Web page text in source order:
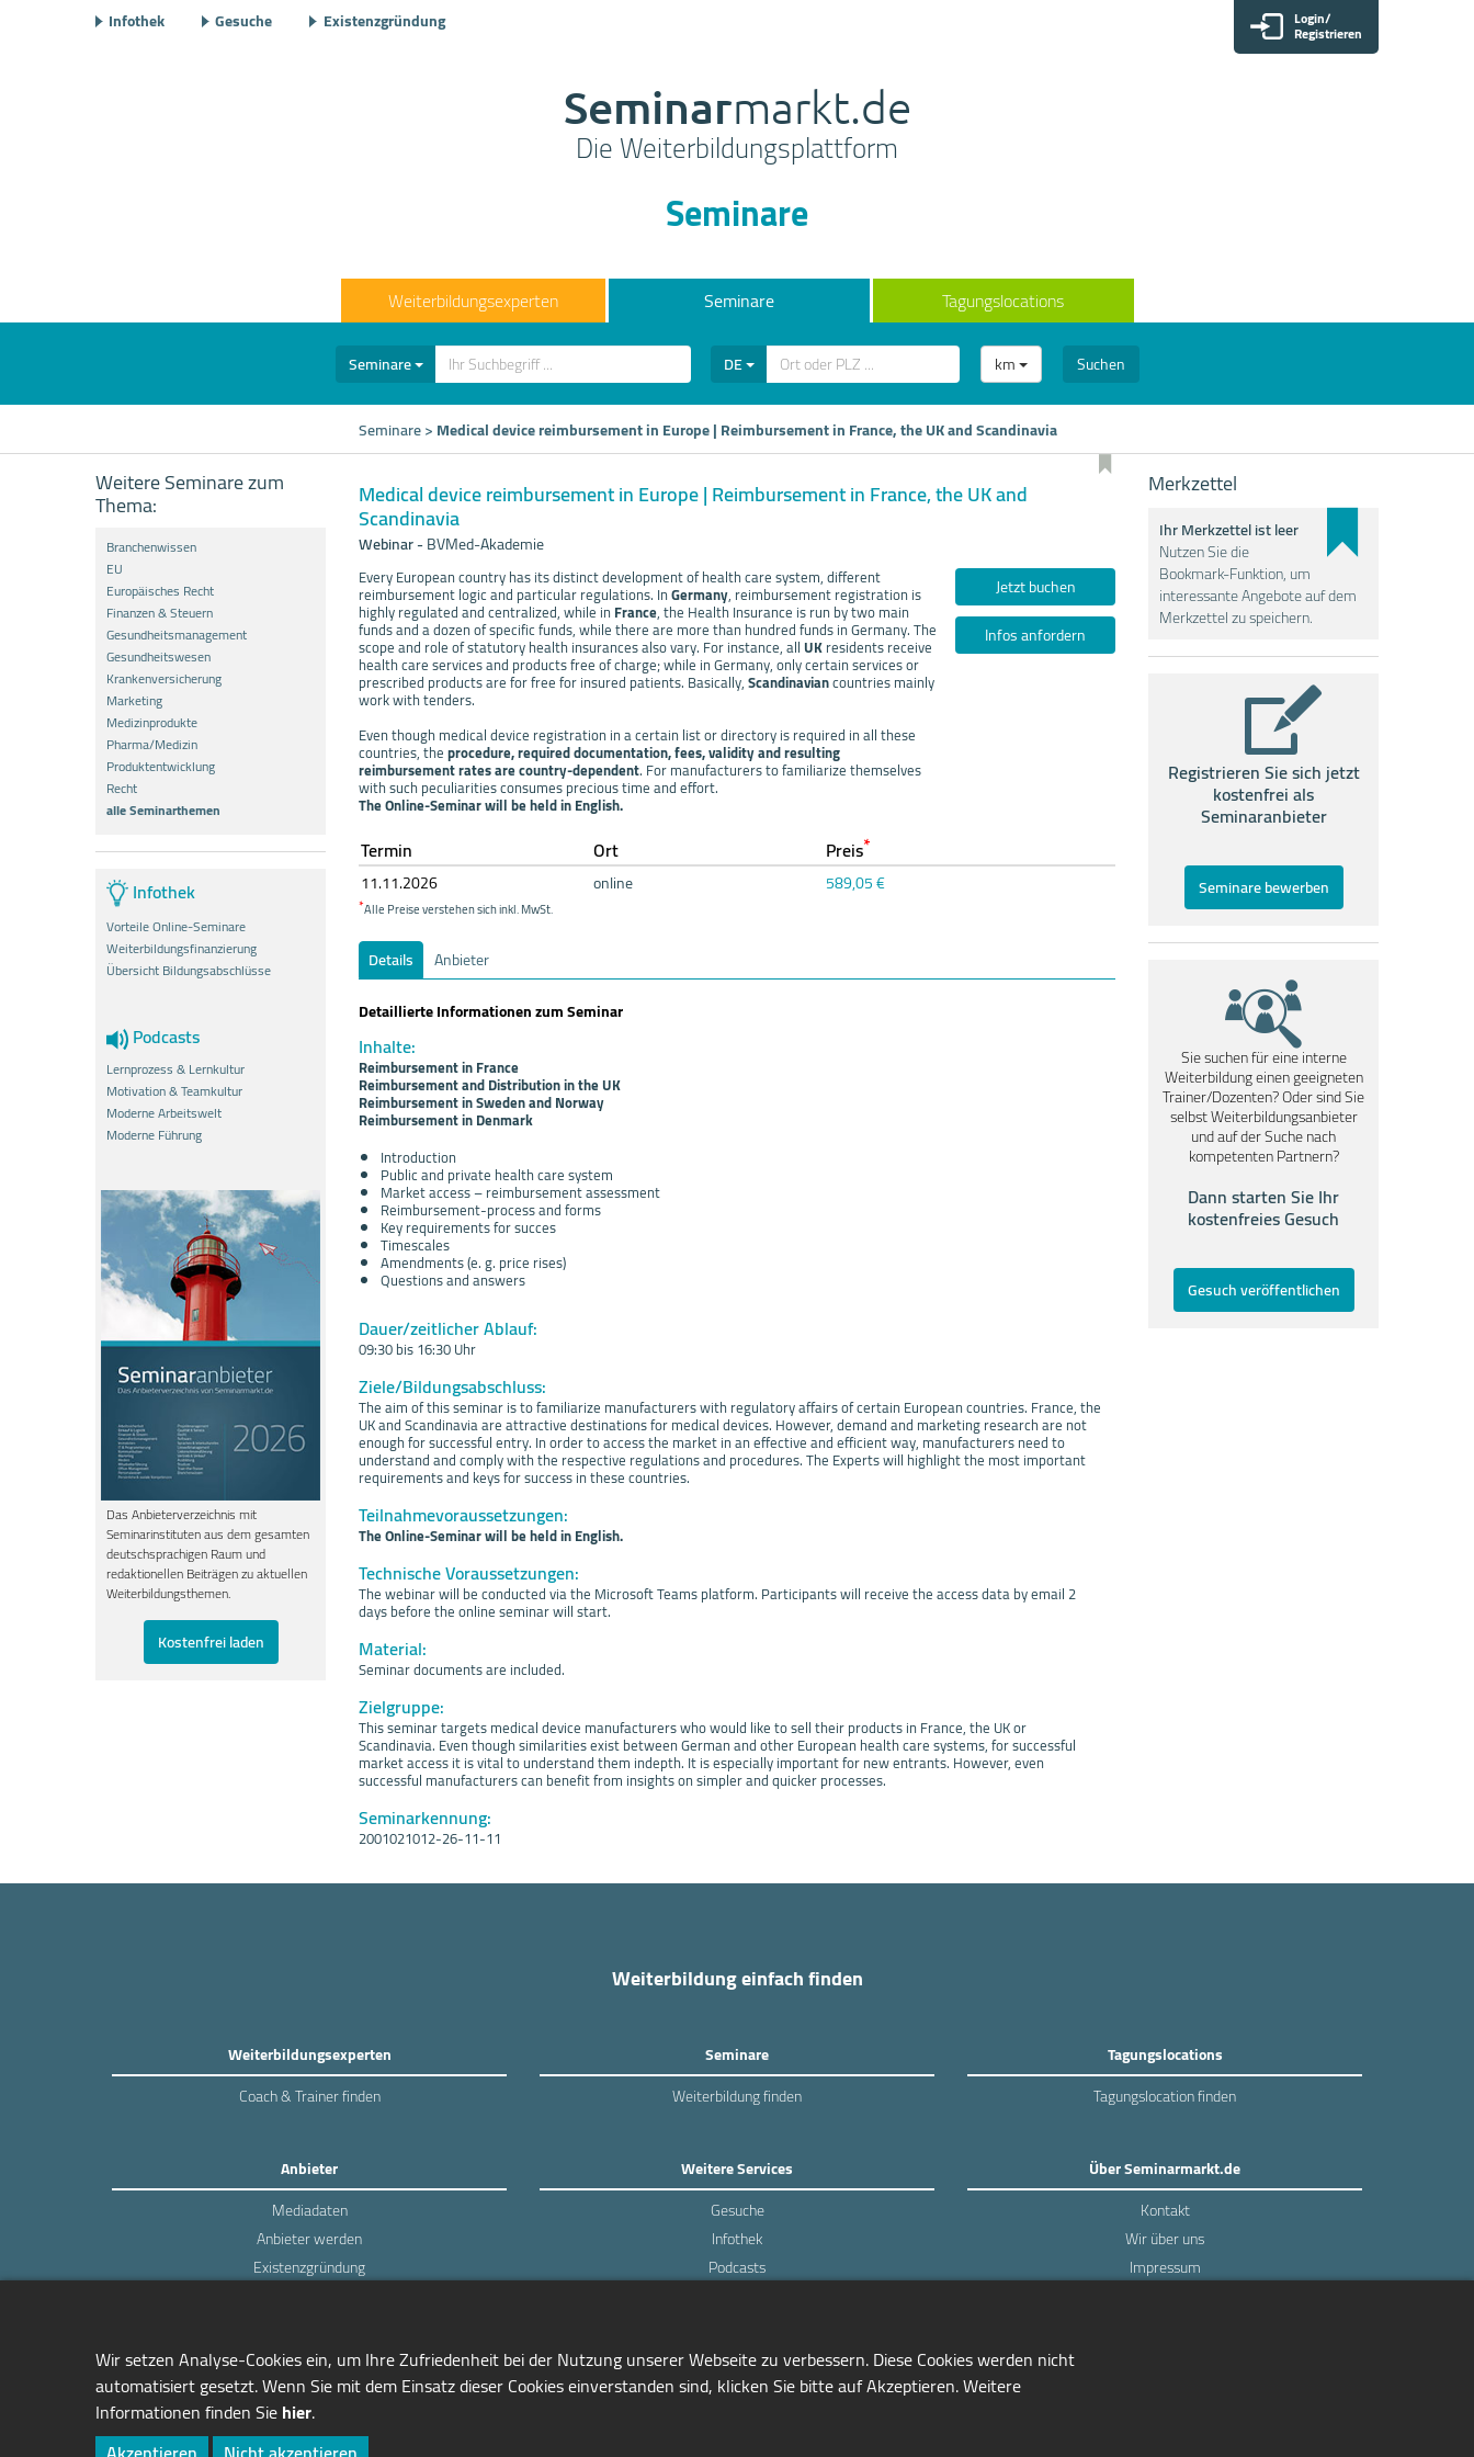
Infothek Gesuche Existenzgründung Login/
Registrieren
Seminarmarkt.de
Die Weiterbildungsplattform
Seminare
Weiterbildungsexperten Seminare Tagungslocations
Seminare DE km Suchen
Seminare>Medical device reimbursement in Europe | Reimbursement in France, the UK and Scandinavia
Weitere Seminare zum
Thema:
Branchenwissen
EU
Europäisches Recht
Finanzen & Steuern
Gesundheitsmanagement
Gesundheitswesen
Krankenversicherung
Marketing
Medizinprodukte
Pharma/Medizin
Produktentwicklung
Recht
alle Seminarthemen
Infothek
Vorteile Online-Seminare
Weiterbildungsfinanzierung
Übersicht Bildungsabschlüsse
Podcasts
Lernprozess & Lernkultur
Motivation & Teamkultur
Moderne Arbeitswelt
Moderne Führung
Das Anbieterverzeichnis mit
Seminarinstituten aus dem gesamten
deutschsprachigen Raum und
redaktionellen Beiträgen zu aktuellen
Weiterbildungsthemen.
Kostenfrei laden
Medical device reimbursement in Europe | Reimbursement in France, the UK and
Scandinavia
Webinar-BVMed-Akademie
Every European country has its distinct development of health care system, different
reimbursement logic and particular regulations. InGermany, reimbursement registration is
highly regulated and centralized, while inFrance, the Health Insurance is run by two main
funds and a dozen of specific funds, while there are more than hundred funds in Germany. The
scope and role of statutory health insurances also vary. For instance, allUKresidents receive
health care services and products free of charge; while in Germany, only certain services or
prescribed products are for free for insured patients. Basically,Scandinaviancountries mainly
work with tenders.
Even though medical device registration in a certain list or directory is required in all these
countries, theprocedure, required documentation, fees, validity and resulting
reimbursement rates are country-dependent. For manufacturers to familiarize themselves
with such peculiarities consumes precious time and effort.
The Online-Seminar will be held in English.
Jetzt buchen
Infos anfordern
Termin Ort Preis*
11.11.2026 online 589,05 €
*Alle Preise verstehen sich inkl. MwSt.
Details
Anbieter
Detaillierte Informationen zum Seminar
Inhalte:
Reimbursement in France
Reimbursement and Distribution in the UK
Reimbursement in Sweden and Norway
Reimbursement in Denmark
Introduction
Public and private health care system
Market access – reimbursement assessment
Reimbursement-process and forms
Key requirements for succes
Timescales
Amendments (e. g. price rises)
Questions and answers
Dauer/zeitlicher Ablauf:
09:30 bis 16:30 Uhr
Ziele/Bildungsabschluss:
The aim of this seminar is to familiarize manufacturers with regulatory affairs of certain European countries. France, the
UK and Scandinavia are attractive destinations for medical devices. However, demand and marketing research are not
enough for successful entry. In order to access the market in an effective and efficient way, manufacturers need to
understand and comply with the respective regulations and procedures. The Experts will highlight the most important
requirements and keys for success in these countries.
Teilnahmevoraussetzungen:
The Online-Seminar will be held in English.
Technische Voraussetzungen:
The webinar will be conducted via the Microsoft Teams platform. Participants will receive the access data by email 2
days before the online seminar will start.
Material:
Seminar documents are included.
Zielgruppe:
This seminar targets medical device manufacturers who would like to sell their products in France, the UK or
Scandinavia. Even though similarities exist between German and other European health care systems, for successful
market access it is vital to understand them indepth. It is especially important for new entrants. However, even
successful manufacturers can benefit from insights on simpler and quicker processes.
Seminarkennung:
2001021012-26-11-11
Merkzettel
Ihr Merkzettel ist leer
Nutzen Sie die
Bookmark-Funktion, um
interessante Angebote auf dem
Merkzettel zu speichern.
Registrieren Sie sich jetzt
kostenfrei als
Seminaranbieter
Seminare bewerben
Sie suchen für eine interne
Weiterbildung einen geeigneten
Trainer/Dozenten? Oder sind Sie
selbst Weiterbildungsanbieter
und auf der Suche nach
kompetenten Partnern?
Dann starten Sie Ihr
kostenfreies Gesuch
Gesuch veröffentlichen
Weiterbildung einfach finden
Weiterbildungsexperten
Coach & Trainer finden
Seminare
Weiterbildung finden
Tagungslocations
Tagungslocation finden
Anbieter
Mediadaten
Anbieter werden
Existenzgründung
Weitere Services
Gesuche
Infothek
Podcasts
Über Seminarmarkt.de
Kontakt
Wir über uns
Impressum
managerSeminare Verlags GmbH
Endenicher Str. 41
Wir setzen Analyse-Cookies ein, um Ihre Zufriedenheit bei der Nutzung unserer Webseite zu verbessern. Diese Cookies werden nicht
automatisiert gesetzt. Wenn Sie mit dem Einsatz dieser Cookies einverstanden sind, klicken Sie bitte auf Akzeptieren. Weitere
Informationen finden Siehier.